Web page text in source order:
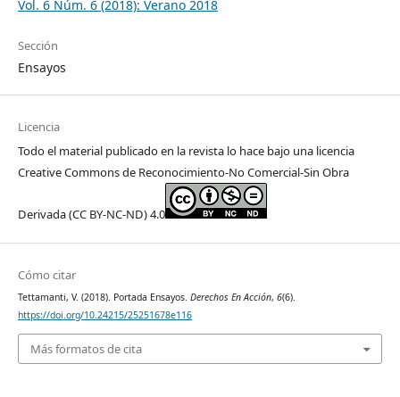
Vol. 6 Núm. 6 (2018): Verano 2018
Sección
Ensayos
Licencia
Todo el material publicado en la revista lo hace bajo una licencia
Creative Commons de Reconocimiento-No Comercial-Sin Obra
Derivada (CC BY-NC-ND) 4.0
Cómo citar
Tettamanti, V. (2018). Portada Ensayos. Derechos En Acción, 6(6).
https://doi.org/10.24215/25251678e116
Más formatos de cita